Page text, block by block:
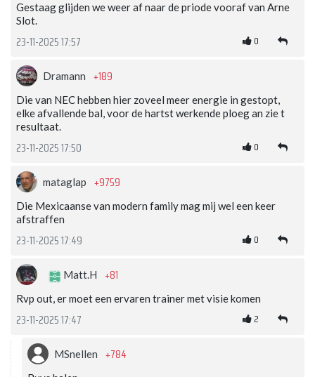
Gestaag glijden we weer af naar de priode vooraf van Arne
Slot.
23-11-2025 17:57 0
Dramann +189
Die van NEC hebben hier zoveel meer energie in gestopt,
elke afvallende bal, voor de hartst werkende ploeg an zie t
resultaat.
23-11-2025 17:50 0
mataglap +9759
Die Mexicaanse van modern family mag mij wel een keer
afstraffen
23-11-2025 17:49 0
Matt.H +81
Rvp out, er moet een ervaren trainer met visie komen
23-11-2025 17:47 2
MSnellen +784